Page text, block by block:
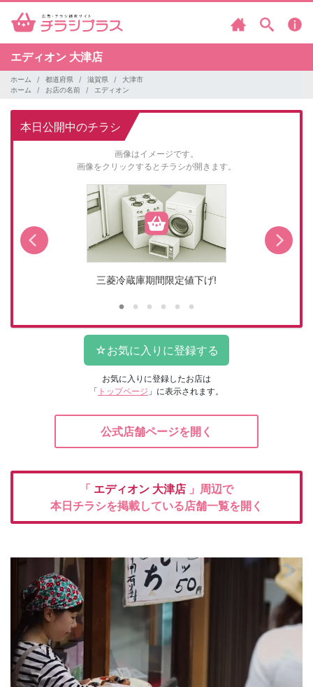
エディオン 大津店
ホーム 都道府県 滋賀県
大津市
ホーム
お店の名前 エディオン
本日公開中のチラシ
画像はイメージです。
画像をクリックするとチラシが開きます。
三菱冷蔵庫期間限定値下げ!
お気に入りに登録したお店は
「 トップページ 」に表示されます。
公式店舗ページを開く
「 エディオン 大津店 」周辺で
本日チラシを掲載している店舗一覧を開く